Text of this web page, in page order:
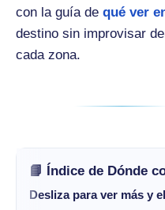
con la guía de qué ver
destino sin improvisar
cada zona.
📘 Índice de Dónde
Desliza para ver más y